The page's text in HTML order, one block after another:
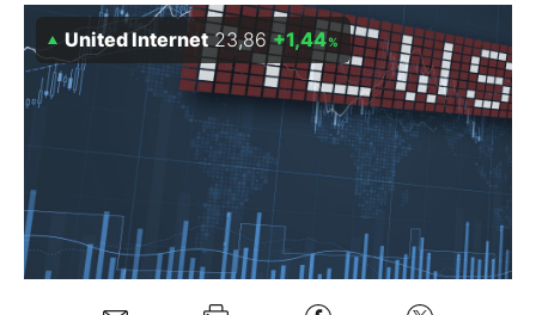
BO-Musterdepots
Experten
Mein Konto
United Internet 23,86 +1,44%